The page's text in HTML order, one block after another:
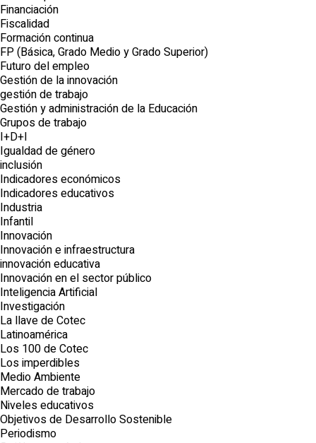
Financiación
Fiscalidad
Formación continua
FP (Básica, Grado Medio y Grado Superior)
Futuro del empleo
Gestión de la innovación
gestión de trabajo
Gestión y administración de la Educación
Grupos de trabajo
I+D+I
Igualdad de género
inclusión
Indicadores económicos
Indicadores educativos
Industria
Infantil
Innovación
Innovación e infraestructura
innovación educativa
Innovación en el sector público
Inteligencia Artificial
Investigación
La llave de Cotec
Latinoamérica
Los 100 de Cotec
Los imperdibles
Medio Ambiente
Mercado de trabajo
Niveles educativos
Objetivos de Desarrollo Sostenible
Periodismo